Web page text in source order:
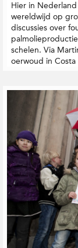
Hier in
wereldwijd op
discussies over
schelen. Via
oerwoud in